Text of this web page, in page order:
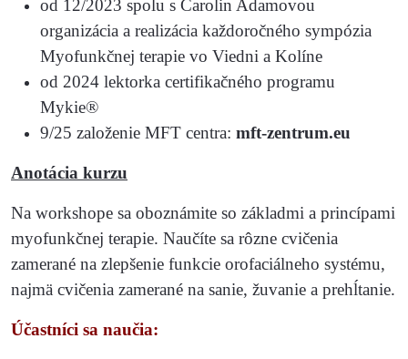
od 12/2023 spolu s Carolin Adamovou
organizácia a realizácia každoročného sympózia
Myofunkčnej terapie vo Viedni a Kolíne
od 2024 lektorka certifikačného programu
Mykie®
9/25 založenie MFT centra: mft-zentrum.eu
Anotácia kurzu
Na workshope sa oboznámite so základmi a princípami
myofunkčnej terapie. Naučíte sa rôzne cvičenia
zamerané na zlepšenie funkcie orofaciálneho systému,
najmä cvičenia zamerané na sanie, žuvanie a prehĺtanie.
Účastníci sa naučia: